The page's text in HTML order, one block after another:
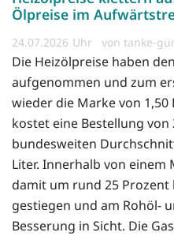
Ölpreise im
24.07.2026 von tanke-
Die Heizölpreise haben
aufgenommen und zum
wieder die Marke von
kostet eine Bestellung von
bundesweiten
Liter. Innerhalb von einem
damit um rund 25 Prozent
gestiegen und am Rohöl-
Besserung in Sicht. Die